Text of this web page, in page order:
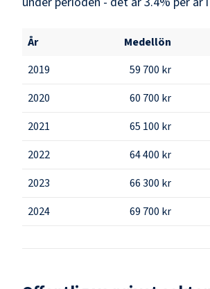
År Medellön
2019
59 700 kr
2020
60 700 kr
2021
65 100 kr
2022
64 400 kr
2023
66 300 kr
2024
69 700 kr